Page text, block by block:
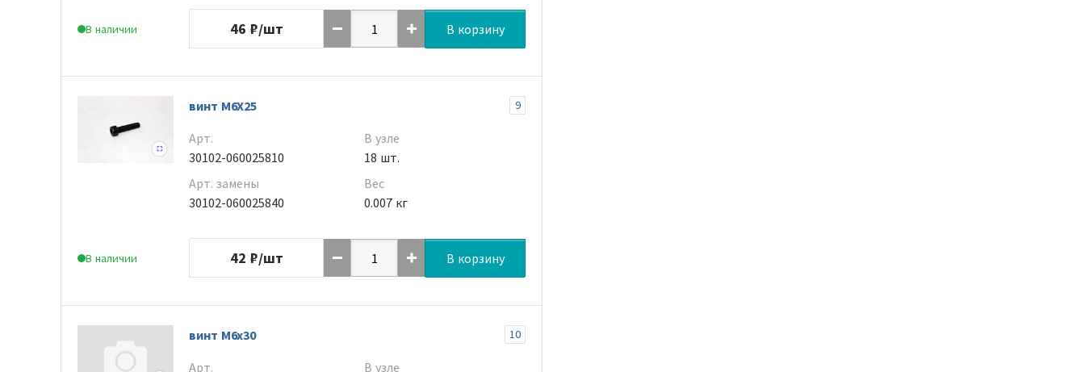
В наличии 46 ₽/шт В корзину
В наличии
винт M6X25 9
Арт.
30102-060025810
Арт. замены
30102-060025840
В узле
18 шт.
Вес
0.007 кг
42 ₽/шт В корзину
винт M6x30 10
Арт.
В узле